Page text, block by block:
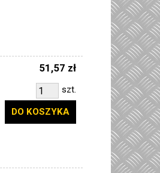
51,57 zł
szt.
DO KOSZYKA